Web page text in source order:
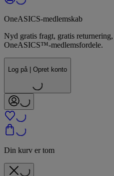
OneASICS-medlemskab
Nyd gratis fragt, gratis
OneASICS™-medlemsfordele.
Log på | Opret konto
Din kurv er tom